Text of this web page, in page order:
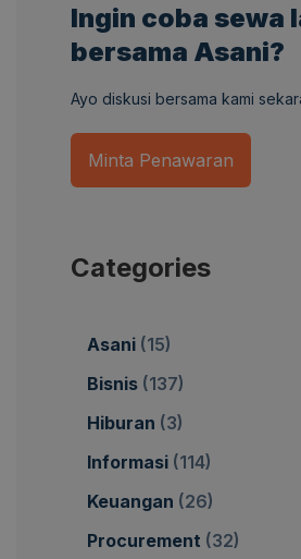
Ingin coba sewa
bersama Asani?
Ayo diskusi bersama kami
Minta Penawaran
Categories
Asani (15)
Bisnis (137)
Hiburan (3)
Informasi (114)
Keuangan (26)
Procurement (32)